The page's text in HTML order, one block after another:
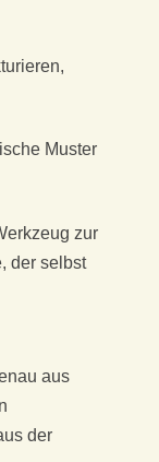
Muster
zur
der selbst
aus
der